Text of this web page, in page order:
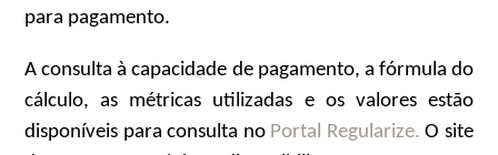
para pagamento.
A consulta à capacidade de pagamento, a fórmula do
cálculo, as métricas utilizadas e os valores estão
disponíveis para consulta no Portal Regularize. O site